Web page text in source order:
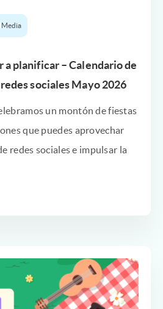
Media
a planificar – Calendario de
sociales Mayo 2026
un montón de fiestas
que puedes aprovechar
redes sociales e impulsar la